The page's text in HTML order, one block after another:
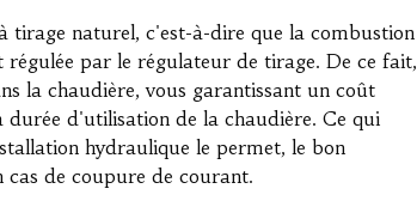
tirage naturel, c'est-à-dire que la combustion
par le régulateur de tirage. De ce fait,
la chaudière, vous garantissant un coût
d'utilisation de la chaudière. Ce qui
hydraulique le permet, le bon
cas de coupure de courant.